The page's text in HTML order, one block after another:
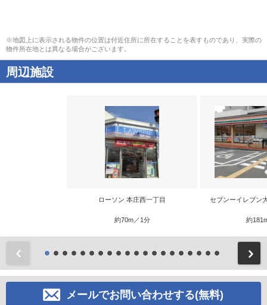
※地図上に表示される物件の位置は付近住所に所在することを表すものであり、実際の
物件所在地とは異なる場合がございます。
周辺施設
ローソン 本庄西一丁目
約70m／1分
セブンーイレブン
約
メールでお問い合わせする(無料)